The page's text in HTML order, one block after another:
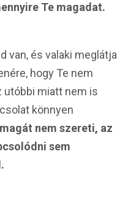
Te magadat.
van, és valaki meglátja
hogy Te nem
utóbbi miatt nem is
könnyen
nem szereti, az
sem